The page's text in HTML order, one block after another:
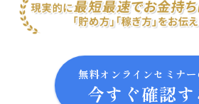
無料オンラインセミナ
今すぐ確認